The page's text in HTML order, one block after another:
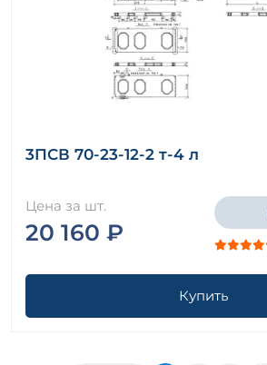
3ПСВ 70-23-12-2 т-4 л
Цена за шт.
20 160 ₽
Купить